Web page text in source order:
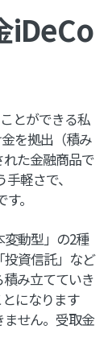
iDeCo
とができる私
を拠出（積み
た金融商品で
軽さで、
。
動型」の2種
資信託」など
み立てていき
になります
せん。受取金